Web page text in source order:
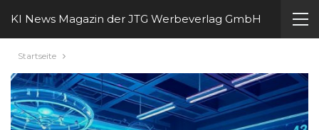
KI News Magazin der JTG Werbeverlag GmbH
Startseite